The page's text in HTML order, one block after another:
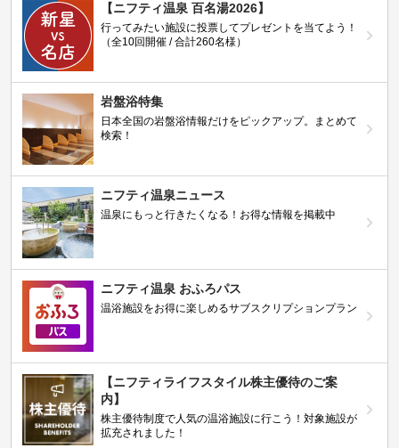
【ニフティ温泉 百名湯2026】
行ってみたい施設に投票してプレゼントを当てよう！
（全10回開催 / 合計260名様）
岩盤浴特集
日本全国の岩盤浴情報だけをピックアップ。まとめて
検索！
ニフティ温泉ニュース
温泉にもっと行きたくなる！お得な情報を掲載中
ニフティ温泉 おふろパス
温浴施設をお得に楽しめるサブスクリプションプラン
【ニフティライフスタイル株主優待のご案
内】
株主優待制度で人気の温浴施設に行こう！対象施設が
拡充されました！